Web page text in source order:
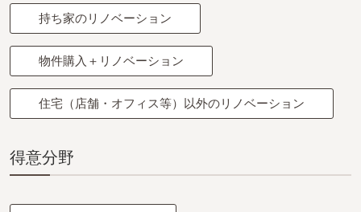
持ち家のリノベーション
物件購入＋リノベーション
住宅（店舗・オフィス等）以外のリノベーション
得意分野